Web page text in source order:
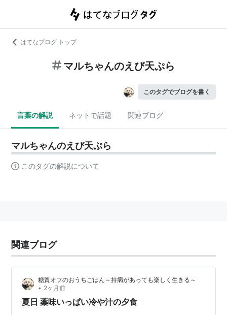
はてなブログ トップ
マルちゃんのえび天ぷら
このタグでブログを書く
言葉の解説 ネットで話題 関連ブログ
マルちゃんのえび天ぷら
このタグの解説について
関連ブログ
糖質オフのおうちごはん～持病があっても楽しく生きる～
• 2ヶ月前
夏日 薬味いっぱい冷や汁の夕食